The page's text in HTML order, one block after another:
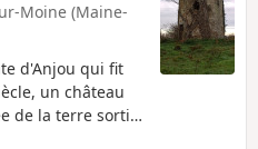
Moine (Maine-
d'Anjou qui fit
un château
de la terre sortie